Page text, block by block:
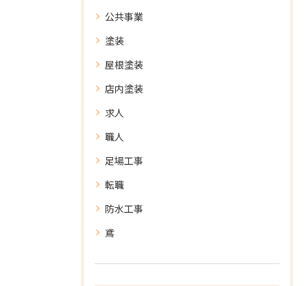
公共事業
塗装
屋根塗装
店内塗装
求人
職人
足場工事
転職
防水工事
鳶